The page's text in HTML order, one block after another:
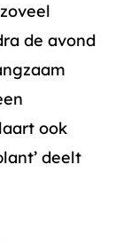
de avond
ook
deelt